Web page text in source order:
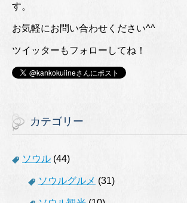
す。
お気軽にお問い合わせください^^
ツイッターもフォローしてね！
カテゴリー
ソウル (44)
ソウルグルメ (31)